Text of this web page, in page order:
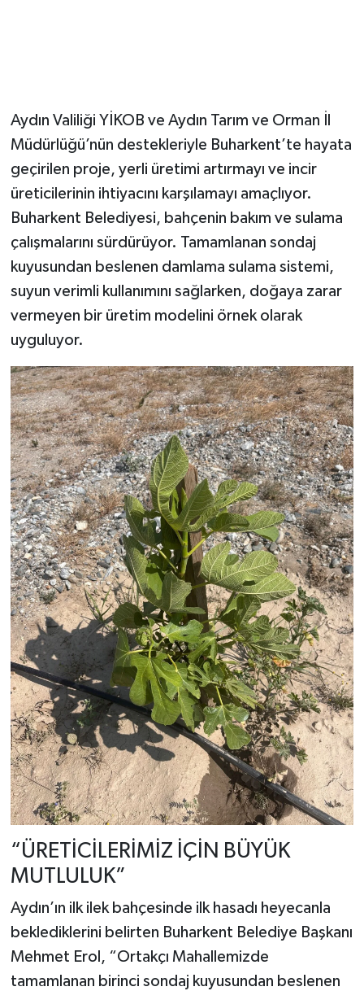
Aydın Valiliği YİKOB ve Aydın Tarım ve Orman İl
Müdürlüğü’nün destekleriyle Buharkent’te hayata
geçirilen proje, yerli üretimi artırmayı ve incir
üreticilerinin ihtiyacını karşılamayı amaçlıyor.
Buharkent Belediyesi, bahçenin bakım ve sulama
çalışmalarını sürdürüyor. Tamamlanan sondaj
kuyusundan beslenen damlama sulama sistemi,
suyun verimli kullanımını sağlarken, doğaya zarar
vermeyen bir üretim modelini örnek olarak
uyguluyor.
“ÜRETİCİLERİMİZ İÇİN BÜYÜK
MUTLULUK”
Aydın’ın ilk ilek bahçesinde ilk hasadı heyecanla
beklediklerini belirten Buharkent Belediye Başkanı
Mehmet Erol, “Ortakçı Mahallemizde
tamamlanan birinci sondaj kuyusundan beslenen